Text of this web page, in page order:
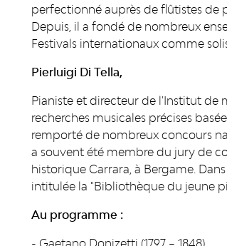
perfectionné auprès de flûtistes de
Depuis, il a fondé de nombreux
Festivals internationaux comme
Pierluigi Di Tella,
Pianiste et directeur de l'Institut de
recherches musicales précises
remporté de nombreux concours
a souvent été membre du jury de
historique Carrara, à Bergame.
intitulée la "Bibliothèque du jeune
Au programme :
- Gaetano Donizetti (1797 – 1848)